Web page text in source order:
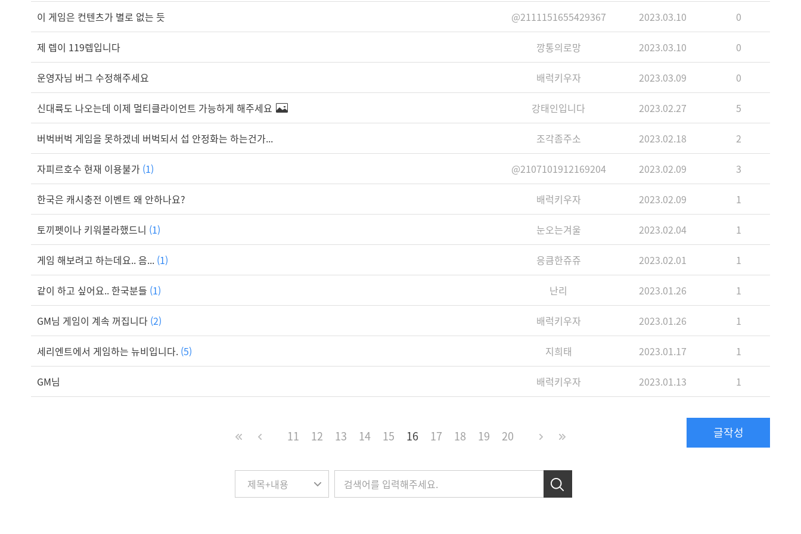
이 게임은 컨텐츠가 별로 없는 듯 @2111151655429367 2023.03.10 0
제 렙이 119렙입니다 깡통의로망 2023.03.10 0
운영자님 버그 수정해주세요 배럭키우자 2023.03.09 0
신대륙도 나오는데 이제 멀티클라이언트 가능하게 해주세요 강태인입니다 2023.02.27 5
버벅버벅 게임을 못하겠네 버벅되서 섭 안정화는 하는건가... 조각좀주소 2023.02.18 2
자피르호수 현재 이용불가 (1) @2107101912169204 2023.02.09 3
한국은 캐시충전 이벤트 왜 안하나요? 배럭키우자 2023.02.09 1
토끼펫이나 키워볼라했드니 (1) 눈오는겨울 2023.02.04 1
게임 해보려고 하는데요.. 음... (1) 응큼한쥬쥬 2023.02.01 1
같이 하고 싶어요.. 한국분들 (1) 난리 2023.01.26 1
GM님 게임이 계속 꺼집니다 (2) 배럭키우자 2023.01.26 1
세리엔트에서 게임하는 뉴비입니다. (5) 지희태 2023.01.17 1
GM님 배럭키우자 2023.01.13 1
11 12 13 14 15 16 17 18 19 20 글작성